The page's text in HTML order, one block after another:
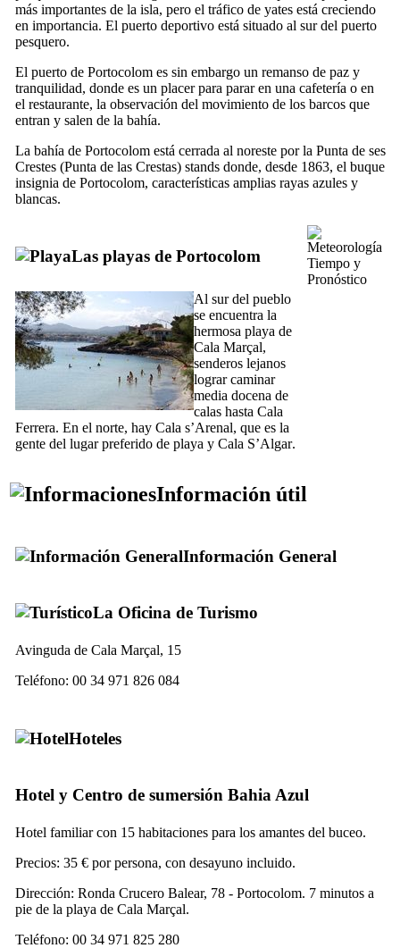
más importantes de la isla, pero el tráfico de yates está creciendo
en importancia. El puerto deportivo está situado al sur del puerto
pesquero.
El puerto de Portocolom es sin embargo un remanso de paz y
tranquilidad, donde es un placer para parar en una cafetería o en
el restaurante, la observación del movimiento de los barcos que
entran y salen de la bahía.
La bahía de Portocolom está cerrada al noreste por la Punta de ses
Crestes (Punta de las Crestas) stands donde, desde 1863, el buque
insignia de Portocolom, características amplias rayas azules y
blancas.
Las playas de Portocolom
Tiempo y
Pronóstico
Al sur del pueblo
se encuentra la
hermosa playa de
Cala Marçal,
senderos lejanos
lograr caminar
media docena de
calas hasta Cala
Ferrera. En el norte, hay Cala s’Arenal, que es la
gente del lugar preferido de playa y Cala S’Algar.
Información útil
Información General
La Oficina de Turismo
Avinguda de Cala Marçal, 15
Teléfono: 00 34 971 826 084
Hoteles
Hotel y Centro de sumersión Bahia Azul
Hotel familiar con 15 habitaciones para los amantes del buceo.
Precios: 35 € por persona, con desayuno incluido.
Dirección: Ronda Crucero Balear, 78 - Portocolom. 7 minutos a
pie de la playa de Cala Marçal.
Teléfono: 00 34 971 825 280